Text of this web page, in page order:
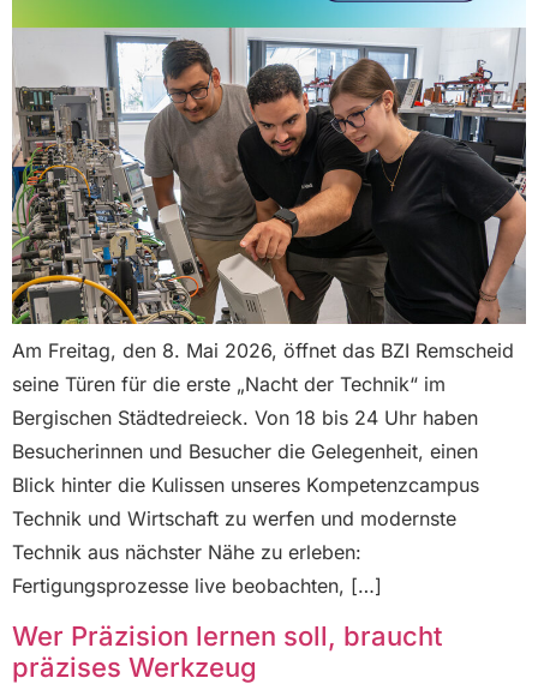
Am Freitag, den 8. Mai 2026, öffnet das BZI Remscheid
seine Türen für die erste „Nacht der Technik“ im
Bergischen Städtedreieck. Von 18 bis 24 Uhr haben
Besucherinnen und Besucher die Gelegenheit, einen
Blick hinter die Kulissen unseres Kompetenzcampus
Technik und Wirtschaft zu werfen und modernste
Technik aus nächster Nähe zu erleben:
Fertigungsprozesse live beobachten, […]
Wer Präzision lernen soll, braucht
präzises Werkzeug